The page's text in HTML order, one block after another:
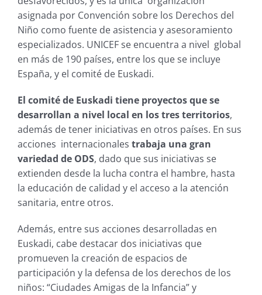
asignada por Convención sobre los Derechos del
Niño como fuente de asistencia y asesoramiento
especializados. UNICEF se encuentra a nivel global
en más de 190 países, entre los que se incluye
España, y el comité de Euskadi.
El comité de Euskadi tiene proyectos que se
desarrollan a nivel local en los tres territorios,
además de tener iniciativas en otros países. En sus
acciones internacionales trabaja una gran
variedad de ODS, dado que sus iniciativas se
extienden desde la lucha contra el hambre, hasta
la educación de calidad y el acceso a la atención
sanitaria, entre otros.
Además, entre sus acciones desarrolladas en
Euskadi, cabe destacar dos iniciativas que
promueven la creación de espacios de
participación y la defensa de los derechos de los
niños: “Ciudades Amigas de la Infancia” y